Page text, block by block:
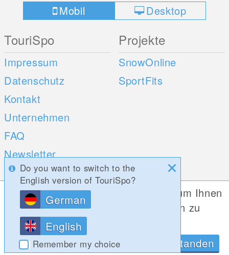
Mobil Desktop
TouriSpo
Impressum
Datenschutz
Kontakt
Unternehmen
FAQ
Newsletter
Umfragen
Projekte
SnowOnline
SportFits
Mobile Apps
Android
Social Web
Do you want to switch to the
English version of TouriSpo?
German
English
Remember my choice
Diese Website verwendet Cookies, um Ihnen
die bestmögliche Funktionalität bieten zu
können.
Datenschutzrichtlinien
OK, Verstanden